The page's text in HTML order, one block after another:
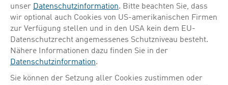
HAUPTSTANDORT PRODUKTIONSSTANDORT FORSCHUNG & ENTWICKLUNG
unser Datenschutzinformation. Bitte beachten Sie, dass
wir optional auch Cookies von US-amerikanischen Firmen
zur Verfügung stellen und in den USA kein dem EU-
Datenschutzrecht angemessenes Schutzniveau besteht.
Nähere Informationen dazu finden Sie in der
Datenschutzinformation.
Sie können der Setzung aller Cookies zustimmen oder